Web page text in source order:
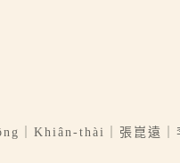
｜Khiân-thài｜張崑遠｜